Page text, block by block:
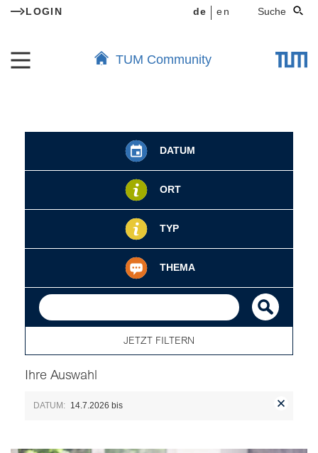
LOGIN de en Suche
TUM Community
DATUM
ORT
TYP
THEMA
JETZT FILTERN
Ihre Auswahl
DATUM: 14.7.2026 bis